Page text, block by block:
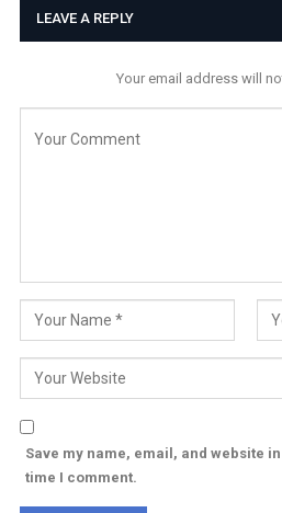
LEAVE A REPLY
Your email address will
Save my name, email, and website
time I comment.